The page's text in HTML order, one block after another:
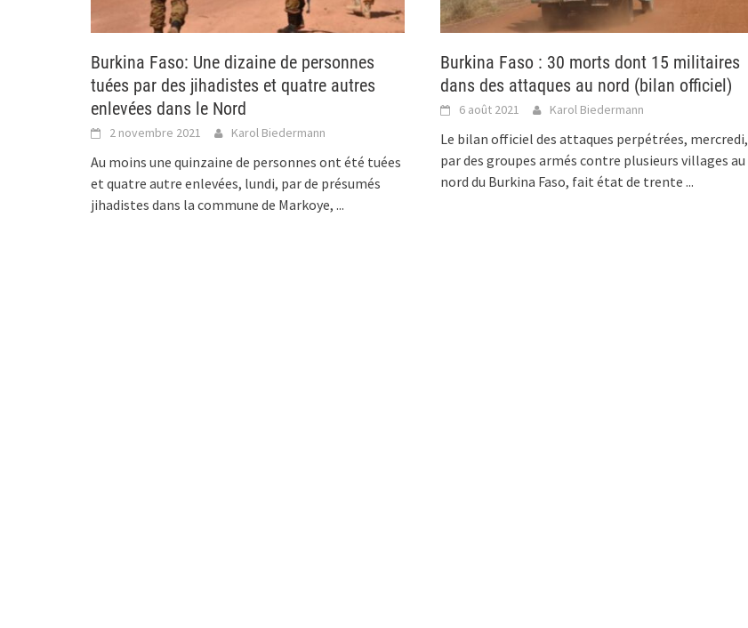
Burkina Faso: Une dizaine de personnes
tuées par des jihadistes et quatre autres
enlevées dans le Nord
2 novembre 2021 Karol Biedermann
Au moins une quinzaine de personnes ont été tuées
et quatre autre enlevées, lundi, par de présumés
jihadistes dans la commune de Markoye, ...
Burkina Faso : 30 morts dont 15 militaires
dans des attaques au nord (bilan officiel)
6 août 2021 Karol Biedermann
Le bilan officiel des attaques perpétrées, mercredi,
par des groupes armés contre plusieurs villages au
nord du Burkina Faso, fait état de trente...